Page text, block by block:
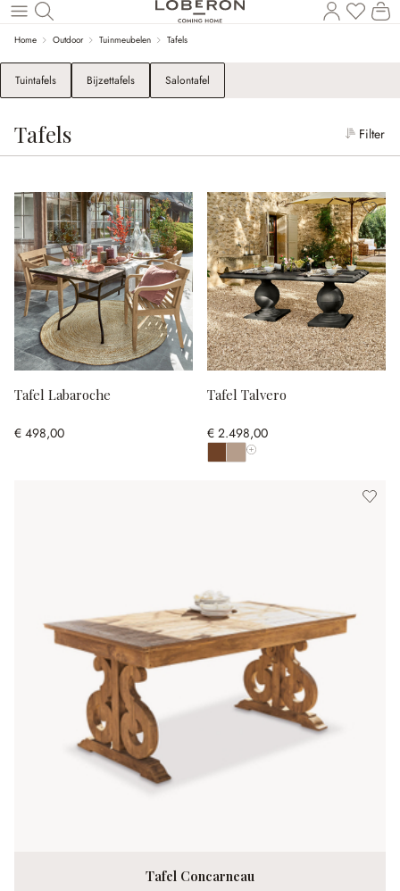
Naar de hoofdinhoud
Home Outdoor Tuinmeubelen Tafels
Tuintafels Bijzettafels Salontafel
Tafels Filter
Tafel Labaroche
€ 498,00
Tafel Concarneau
Tafel Talvero
€ 2.498,00
Toon alle kleuren